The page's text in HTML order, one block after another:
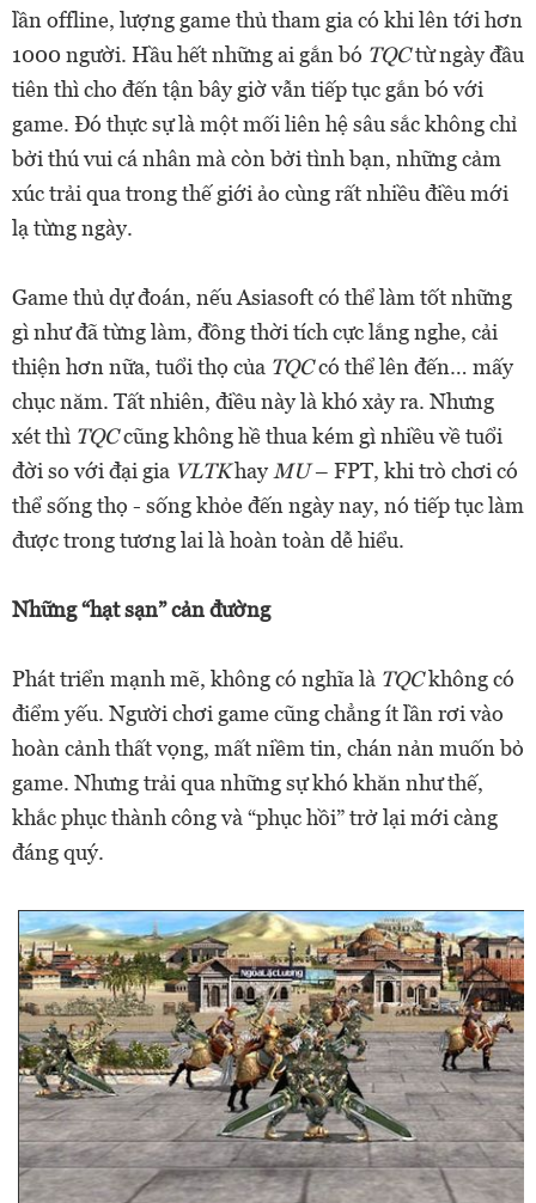
lần offline, lượng game thủ tham gia có khi lên tới hơn
1000 người. Hầu hết những ai gắn bó TQCtừ ngày đầu
tiên thì cho đến tận bây giờ vẫn tiếp tục gắn bó với
game. Đó thực sự là một mối liên hệ sâu sắc không chỉ
bởi thú vui cá nhân mà còn bởi tình bạn, những cảm
xúc trải qua trong thế giới ảo cùng rất nhiều điều mới
lạ từng ngày.
Game thủ dự đoán, nếu Asiasoft có thể làm tốt những
gì như đã từng làm, đồng thời tích cực lắng nghe, cải
thiện hơn nữa, tuổi thọ của TQCcó thể lên đến… mấy
chục năm. Tất nhiên, điều này là khó xảy ra. Nhưng
xét thì TQCcũng không hề thua kém gì nhiều về tuổi
đời so với đại gia VLTKhay MU– FPT, khi trò chơi có
thể sống thọ - sống khỏe đến ngày nay, nó tiếp tục làm
được trong tương lai là hoàn toàn dễ hiểu.
Những “hạt sạn” cản đường
Phát triển mạnh mẽ, không có nghĩa là TQCkhông có
điểm yếu. Người chơi game cũng chẳng ít lần rơi vào
hoàn cảnh thất vọng, mất niềm tin, chán nản muốn bỏ
game. Nhưng trải qua những sự khó khăn như thế,
khắc phục thành công và “phục hồi” trở lại mới càng
đáng quý.